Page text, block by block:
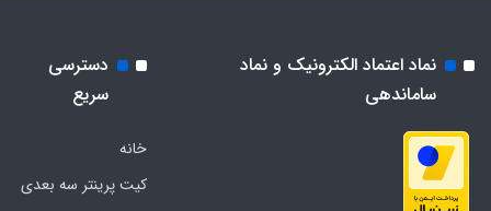
نماد اعتماد الکترونیک و نماد
ساماندهی
دسترسی
سریع
خانه
کیت پرینتر سه بعدی